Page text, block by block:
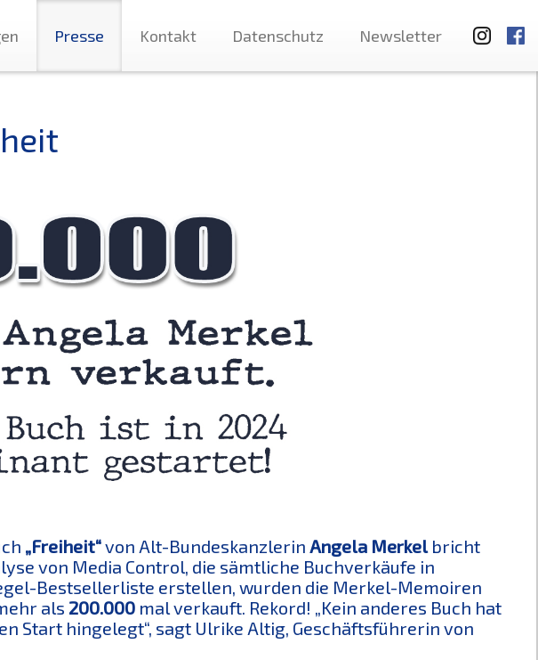
Presse Kontakt Datenschutz Newsletter
„Freiheit“von Alt-Bundeskanzlerin Angela Merkelbricht
von Media Control, die sämtliche Buchverkäufe in
Bestsellerliste erstellen, wurden die Merkel-Memoiren
als 200.000mal verkauft. Rekord! „Kein anderes Buch hat
Start hingelegt“, sagt Ulrike Altig, Geschäftsführerin von